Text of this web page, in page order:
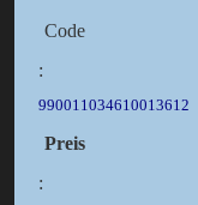
Code
:
990011034610013612
Preis
: